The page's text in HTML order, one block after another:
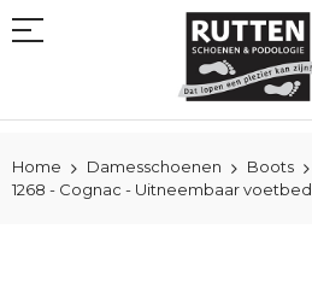
naar
Home Damesschoenen Boots
1268 - Cognac - Uitneembaar voetbed